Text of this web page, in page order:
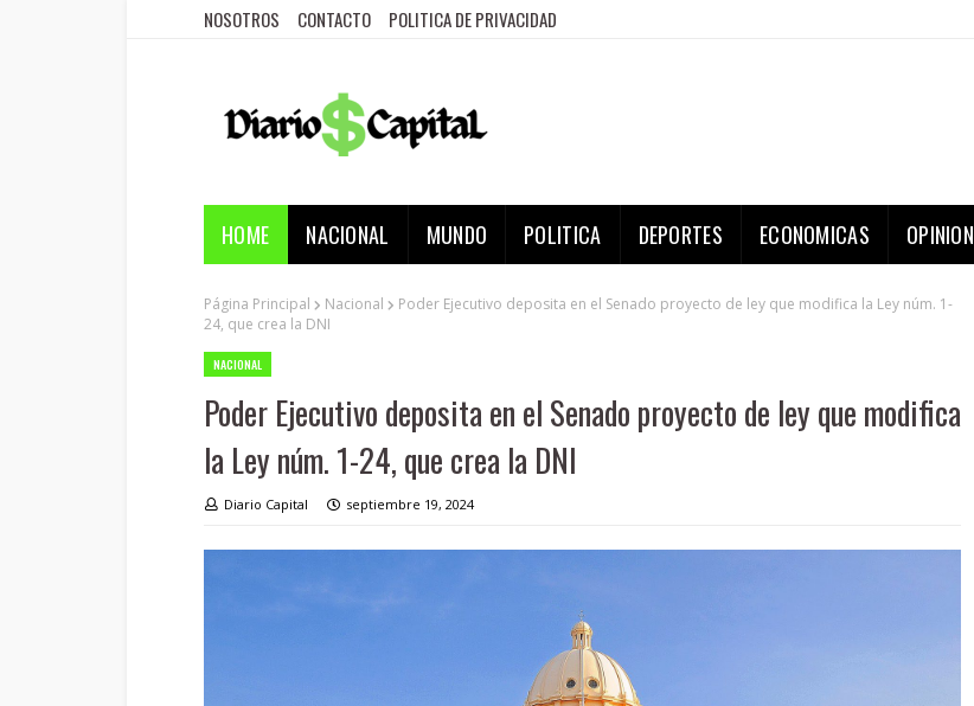
NOSOTROS CONTACTO POLITICA DE PRIVACIDAD
HOME NACIONAL MUNDO POLITICA DEPORTES ECONOMICAS OPINION
Página Principal Nacional
Poder Ejecutivo deposita en el Senado proyecto de ley que modifica la Ley núm. 1-
24, que crea la DNI
NACIONAL
Poder Ejecutivo deposita en el Senado proyecto de ley que modifica
la Ley núm. 1-24, que crea la DNI
Diario Capital septiembre 19, 2024